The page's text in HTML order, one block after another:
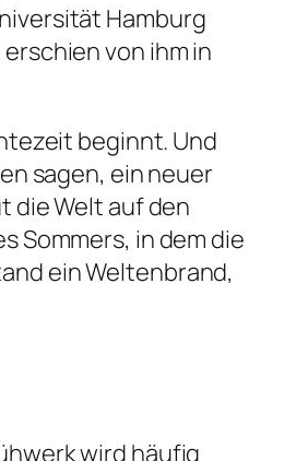
Hamburg
von ihm in
beginnt. Und
sagen, ein neuer
die Welt auf den
Sommers, in dem die
ein Weltenbrand,
wird häufig